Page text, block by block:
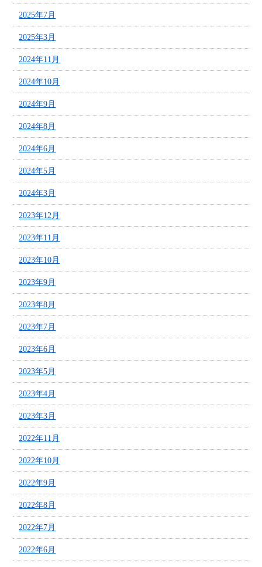
2025年7月
2025年3月
2024年11月
2024年10月
2024年9月
2024年8月
2024年6月
2024年5月
2024年3月
2023年12月
2023年11月
2023年10月
2023年9月
2023年8月
2023年7月
2023年6月
2023年5月
2023年4月
2023年3月
2022年11月
2022年10月
2022年9月
2022年8月
2022年7月
2022年6月